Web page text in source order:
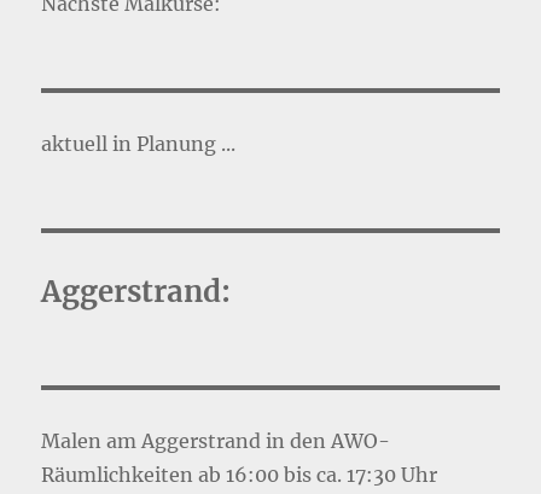
aktuell in Planung ...
Aggerstrand:
Malen am Aggerstrand in den AWO-
Räumlichkeiten ab 16:00 bis ca. 17:30 Uhr